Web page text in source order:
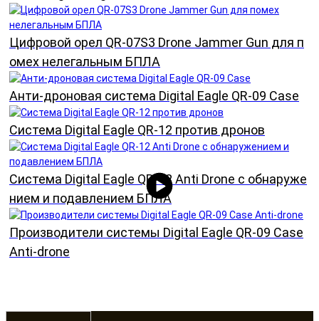
Цифровой орел QR-07S3 Drone Jammer Gun для п
омех нелегальным БПЛА
Анти-дроновая система Digital Eagle QR-09 Case
Система Digital Eagle QR-12 против дронов
Система Digital Eagle QR-12 Anti Drone с обнаруже
нием и подавлением БПЛА
Производители системы Digital Eagle QR-09 Case
Anti-drone